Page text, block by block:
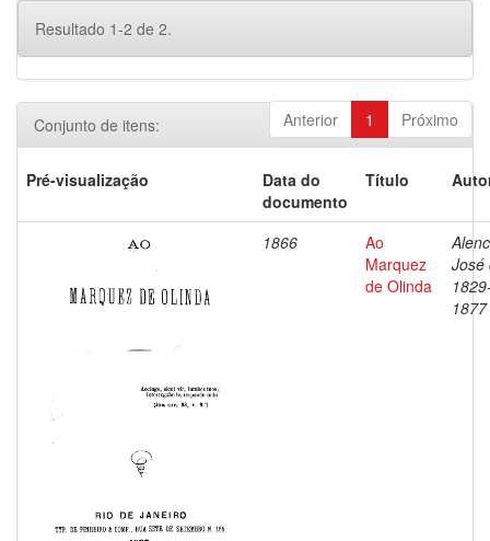
Resultado 1-2 de 2.
Anterior 1 Próximo
Conjunto de itens:
Pré-visualização
Data do
documento
Título
1866
Ao
Marquez
de Olinda
José
1877